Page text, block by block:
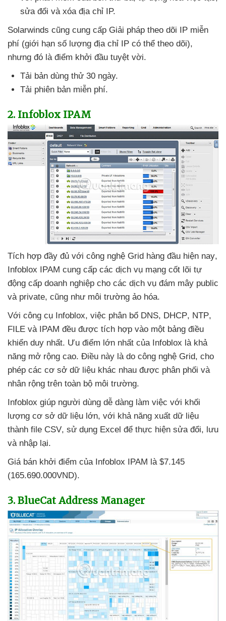
sửa đổi và xóa địa chỉ IP.
Solarwinds cũng cung cấp Giải pháp theo dõi IP miễn
phí (giới hạn số lượng địa chỉ IP có thể theo dõi),
nhưng đó là điểm khởi đầu tuyệt vời.
Tải bản dùng thử 30 ngày.
Tải phiên bản miễn phí.
2. Infoblox IPAM
Tích hợp đầy đủ với công nghệ Grid hàng đầu hiện nay,
Infoblox IPAM cung cấp các dịch vụ mạng cốt lõi tự
động cấp doanh nghiệp cho các dịch vụ đám mây public
và private, cũng như môi trường ảo hóa.
Với công cụ Infoblox, việc phân bổ DNS, DHCP, NTP,
FILE và IPAM đều được tích hợp vào một bảng điều
khiển duy nhất. Ưu điểm lớn nhất của Infoblox là khả
năng mở rộng cao. Điều này là do công nghệ Grid, cho
phép các cơ sở dữ liệu khác nhau được phân phối và
nhân rộng trên toàn bộ môi trường.
Infoblox giúp người dùng dễ dàng làm việc với khối
lượng cơ sở dữ liệu lớn, với khả năng xuất dữ liệu
thành file CSV, sử dụng Excel để thực hiện sửa đổi, lưu
và nhập lại.
Giá bán khởi điểm của Infoblox IPAM là $7.145
(165.690.000VND).
3. BlueCat Address Manager